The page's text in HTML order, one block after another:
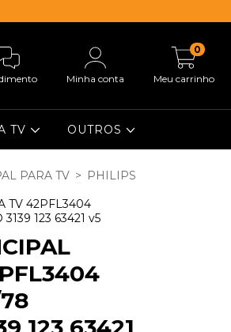
Minha conta Meu carrinho
0
TV OUTROS
PARA TV > PHILIPS
TV 42PFL3404
123 63421 v5